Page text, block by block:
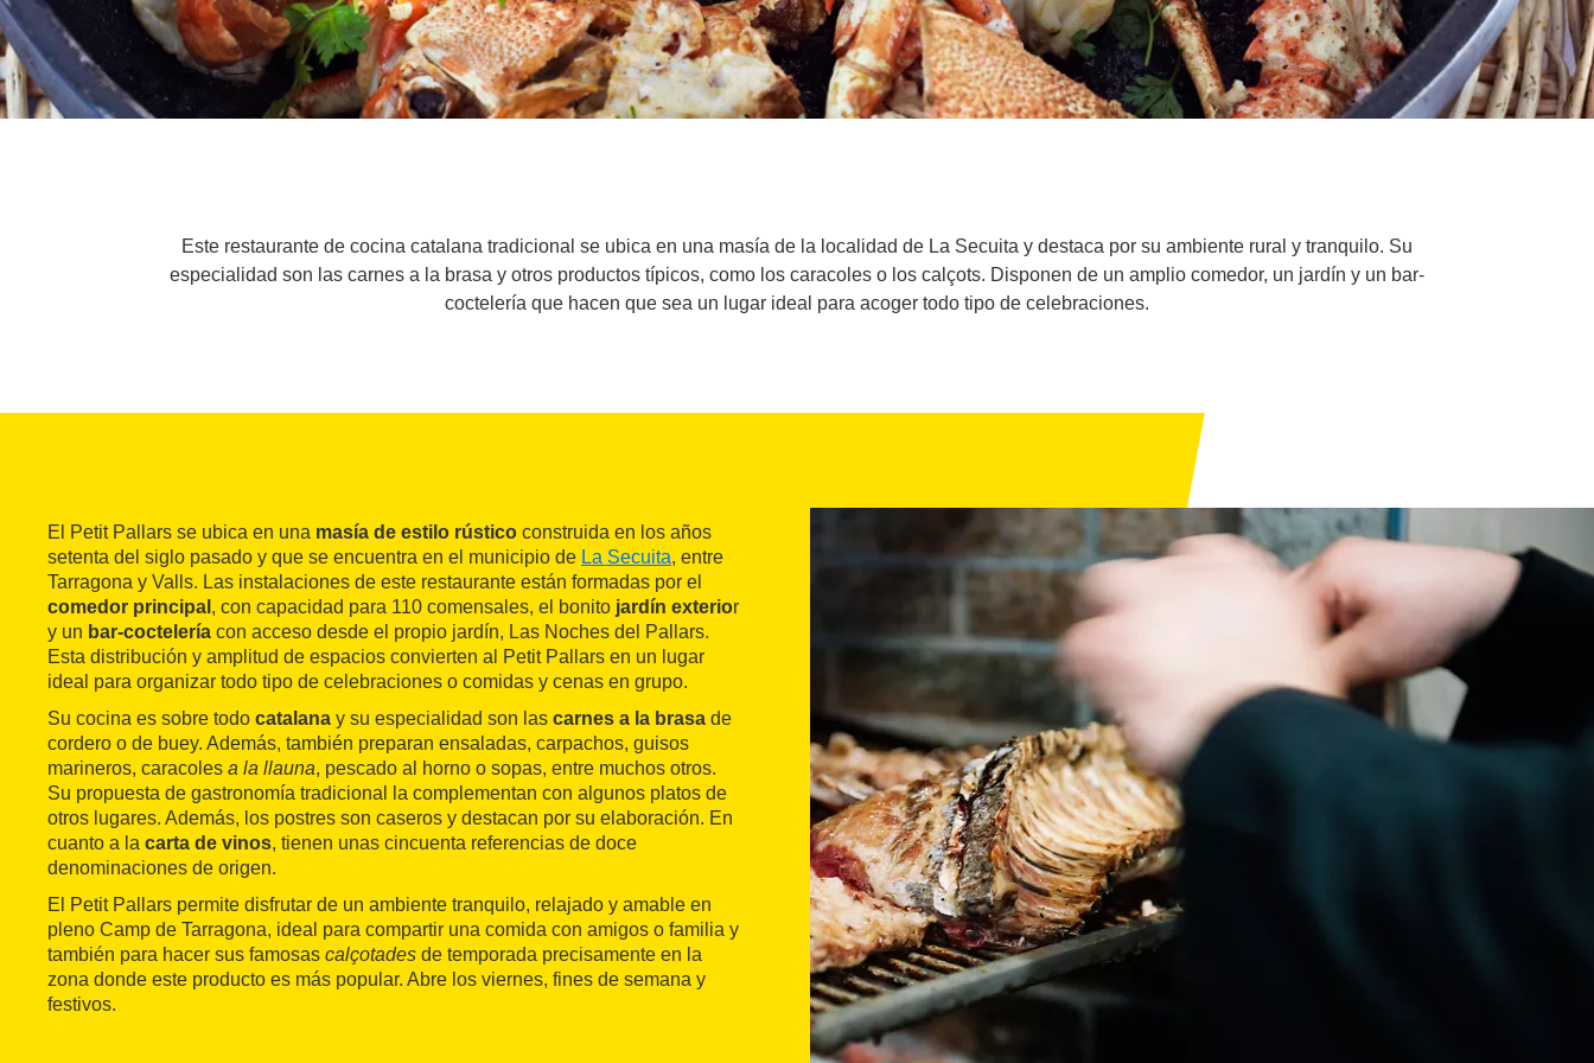
Este restaurante de cocina catalana tradicional se ubica en una masía de la localidad de La Secuita y destaca por su ambiente rural y tranquilo. Su
especialidad son las carnes a la brasa y otros productos típicos, como los caracoles o los calçots. Disponen de un amplio comedor, un jardín y un bar-
coctelería que hacen que sea un lugar ideal para acoger todo tipo de celebraciones.
El Petit Pallars se ubica en una masía de estilo rústico construida en los años
setenta del siglo pasado y que se encuentra en el municipio de La Secuita, entre
Tarragona y Valls. Las instalaciones de este restaurante están formadas por el
comedor principal , con capacidad para 110 comensales, el bonito jardín exterior
y un bar-coctelería con acceso desde el propio jardín, Las Noches del Pallars.
Esta distribución y amplitud de espacios convierten al Petit Pallars en un lugar
ideal para organizar todo tipo de celebraciones o comidas y cenas en grupo.
Su cocina es sobre todo catalana y su especialidad son las carnes a la brasa de
cordero o de buey. Además, también preparan ensaladas, carpachos, guisos
marineros, caracoles a la llauna, pescado al horno o sopas, entre muchos otros.
Su propuesta de gastronomía tradicional la complementan con algunos platos de
otros lugares. Además, los postres son caseros y destacan por su elaboración. En
cuanto a la carta de vinos, tienen unas cincuenta referencias de doce
denominaciones de origen.
El Petit Pallars permite disfrutar de un ambiente tranquilo, relajado y amable en
pleno Camp de Tarragona, ideal para compartir una comida con amigos o familia y
también para hacer sus famosas calçotades de temporada precisamente en la
zona donde este producto es más popular. Abre los viernes, fines de semana y
festivos.